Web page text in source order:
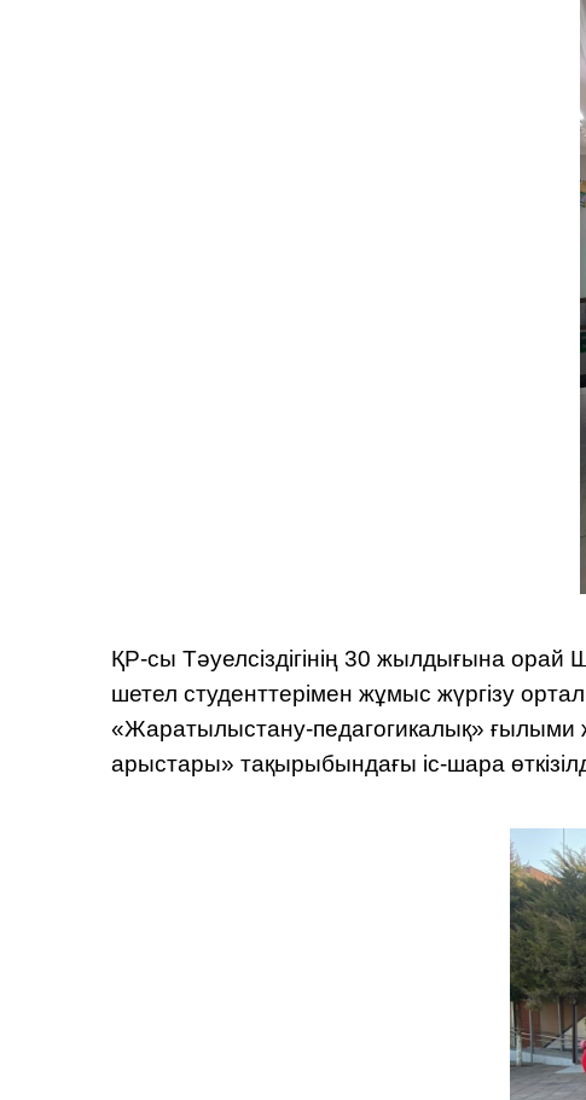
ҚР-сы Тәуелсіздігінің 30 жылдығына
шетел студенттерімен жұмыс жүргізу
«Жаратылыстану-педагогикалық» ғылыми
арыстары» тақырыбындағы іс-шара